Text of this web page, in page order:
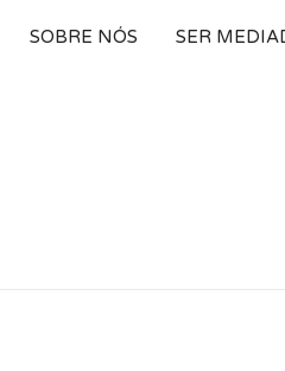
SOBRE NÓS SER